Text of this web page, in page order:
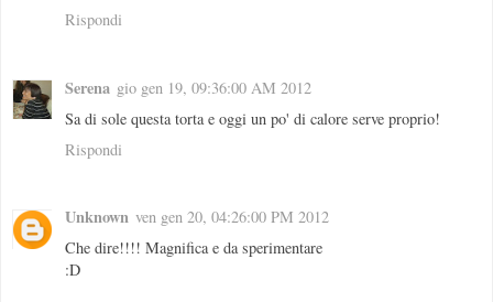
Rispondi
Serena gio gen 19, 09:36:00 AM 2012
Sa di sole questa torta e oggi un po' di calore serve proprio!
Rispondi
Unknown ven gen 20, 04:26:00 PM 2012
Che dire!!!! Magnifica e da sperimentare
:D